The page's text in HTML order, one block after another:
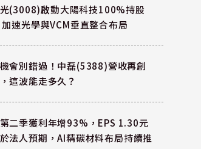
(3008)啟動大陽科技100%持股
速光學與VCM垂直整合布局
會別錯過！中磊(5388)營收再創
這波能走多久？
二季獲利年增93%，EPS 1.30元
法人預期，AI精碳材料布局持續推